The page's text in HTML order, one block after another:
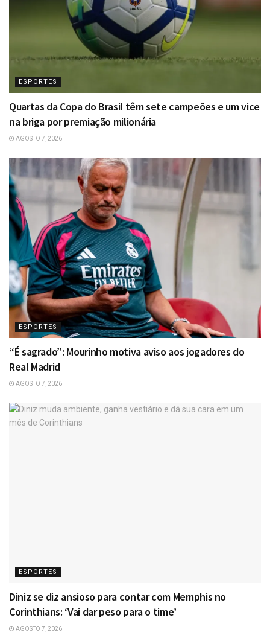
ESPORTES
Quartas da Copa do Brasil têm sete campeões e um vice
na briga por premiação milionária
AGOSTO 7, 2026
ESPORTES
“É sagrado”: Mourinho motiva aviso aos jogadores do
Real Madrid
AGOSTO 7, 2026
ESPORTES
Diniz se diz ansioso para contar com Memphis no
Corinthians: ‘Vai dar peso para o time’
AGOSTO 7, 2026